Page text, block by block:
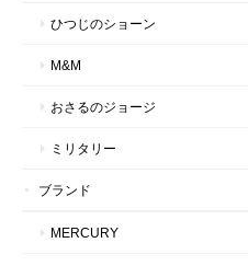
ひつじのショーン
M&M
おさるのジョージ
ミリタリー
ブランド
MERCURY